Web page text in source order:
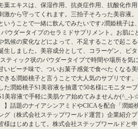
エキスは、保湿作用、抗炎症作用、抗酸化作
から守ってくれます。三拍子そろった美容液
うことで一緒に飲んでみたいです♪潤姫桃子は
ウダータイプのセラミドサプリメント。お肌に
候の変化などによって、不足することで起こ
生しました。美容成分として、コラーゲン、ビ
ティック状のパウダータイプで時間や場所を気
ピーチ味で、ついお菓子感覚で食べたくなる美
る潤姫桃子と言うことで大人気のサプリです。
潤姫桃子S1美容液を抽選で50名様にモニター
美容液で手軽に美肌ケア始めてみませんか(^_-)-
話題のナイアシンアミドやCICAを配合「潤姫
（株式会社ステップワールド運営）企業紹介
はじめまして。株式会社ステップワールドと申